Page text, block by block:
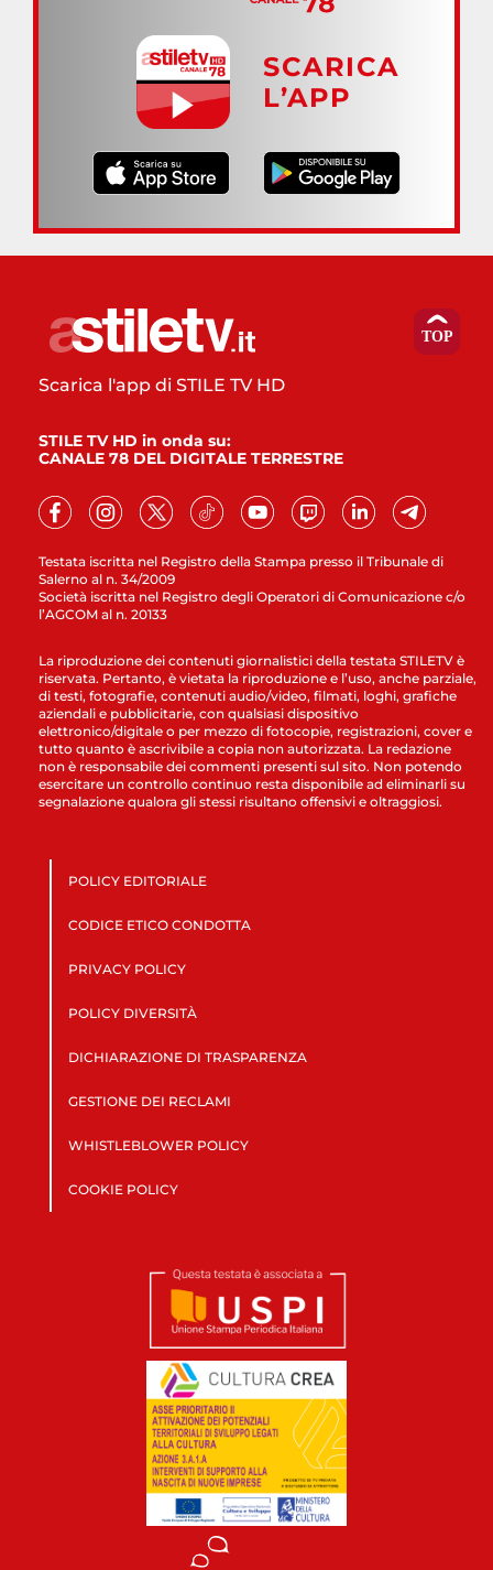
SCARICA
L’APP
Testata iscritta nel Registro della Stampa presso il Tribunale di
Salerno al n. 34/2009
Società iscritta nel Registro degli Operatori di Comunicazione c/o
l’AGCOM al n. 20133
Scarica l'app di STILE TV HD
STILE TV HD in onda su:
CANALE 78 DEL DIGITALE TERRESTRE
La riproduzione dei contenuti giornalistici della testata STILETV è
riservata. Pertanto, è vietata la riproduzione e l’uso, anche parziale,
di testi, fotografie, contenuti audio/video, filmati, loghi, grafiche
aziendali e pubblicitarie, con qualsiasi dispositivo
elettronico/digitale o per mezzo di fotocopie, registrazioni, cover e
tutto quanto è ascrivibile a copia non autorizzata. La redazione
non è responsabile dei commenti presenti sul sito. Non potendo
esercitare un controllo continuo resta disponibile ad eliminarli su
segnalazione qualora gli stessi risultano offensivi e oltraggiosi.
POLICY EDITORIALE
CODICE ETICO CONDOTTA
PRIVACY POLICY
POLICY DIVERSITÀ
DICHIARAZIONE DI TRASPARENZA
GESTIONE DEI RECLAMI
WHISTLEBLOWER POLICY
COOKIE POLICY